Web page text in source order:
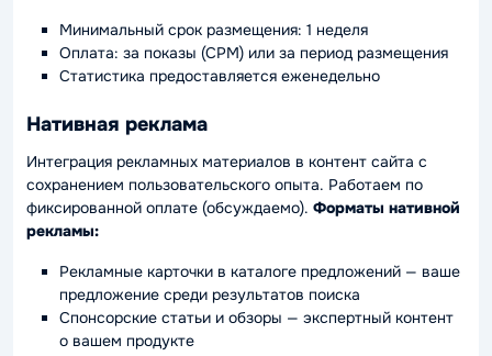
Минимальный срок размещения: 1 неделя
Оплата: за показы (CPM) или за период размещения
Статистика предоставляется еженедельно
Нативная реклама
Интеграция рекламных материалов в контент сайта с
сохранением пользовательского опыта. Работаем по
фиксированной оплате (обсуждаемо). Форматы нативной
рекламы:
Рекламные карточки в каталоге предложений — ваше
предложение среди результатов поиска
Спонсорские статьи и обзоры — экспертный контент
о вашем продукте